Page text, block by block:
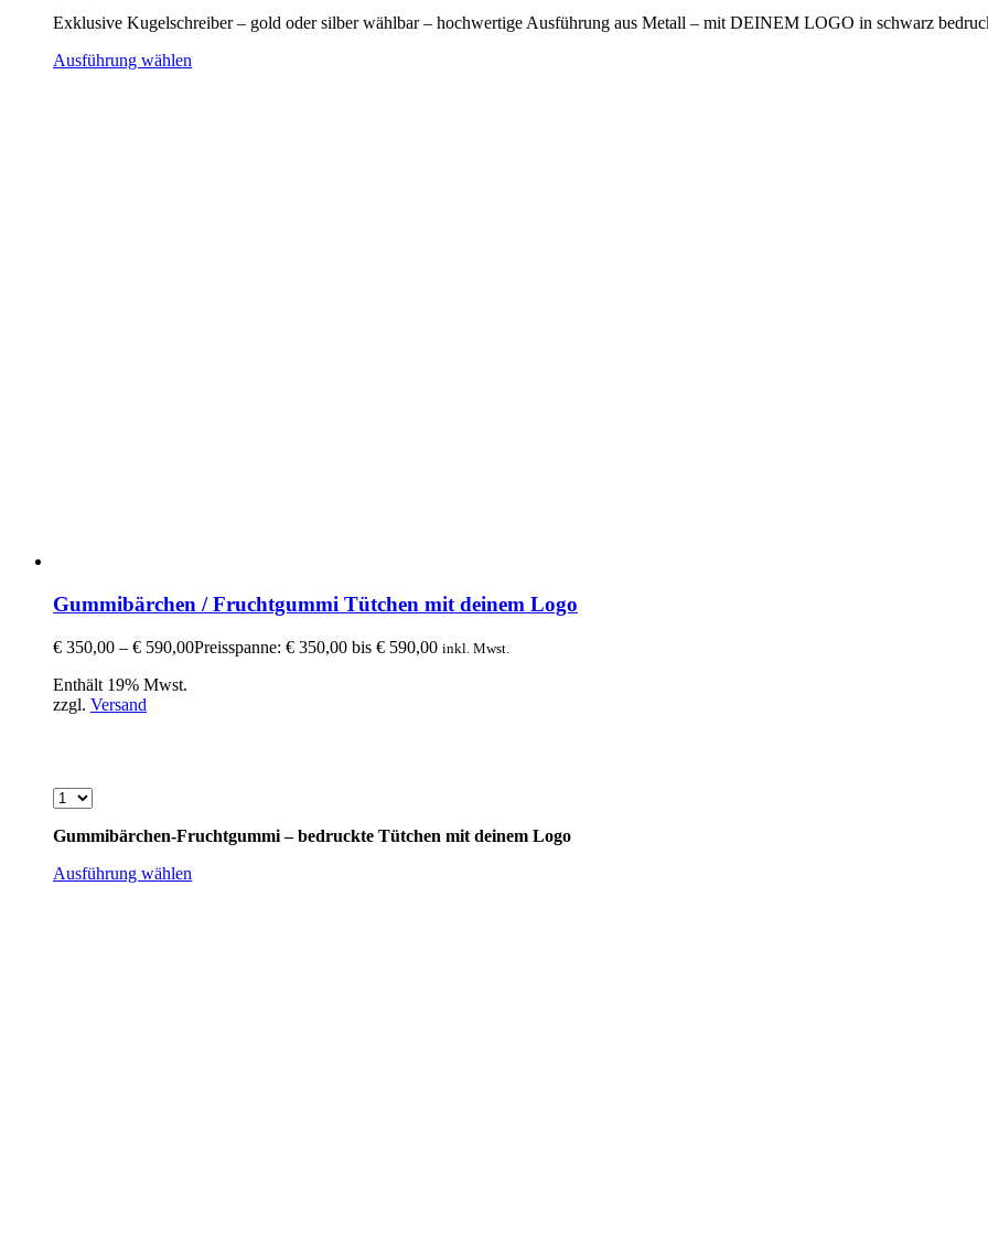
Exklusive Kugelschreiber – gold oder silber wählbar – hochwertige Ausführung aus Metall – mit DEINEM LOGO in schwarz
Ausführung wählen
Gummibärchen / Fruchtgummi Tütchen mit deinem Logo
€ 350,00 – € 590,00Preisspanne: € 350,00 bis € 590,00 inkl. Mwst.
Enthält 19% Mwst.
zzgl. Versand
Gummibärchen-Fruchtgummi – bedruckte Tütchen mit deinem Logo
Ausführung wählen